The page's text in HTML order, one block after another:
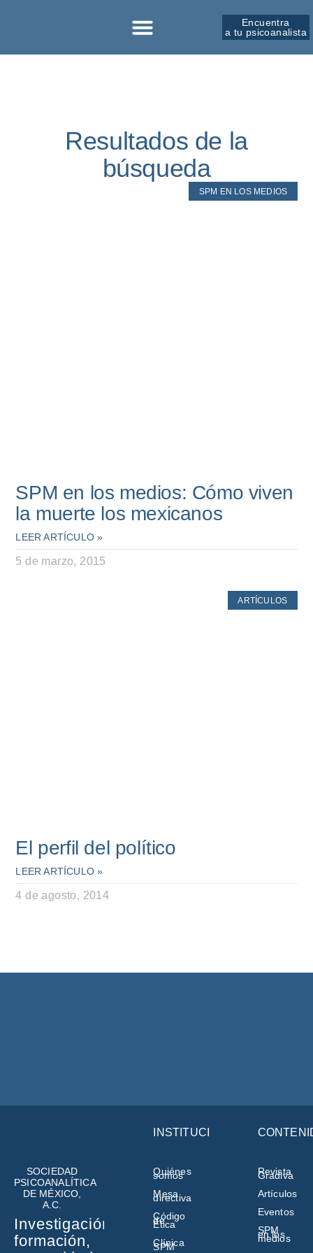
Encuentra
a tu psicoanalista
Resultados de la
búsqueda
SPM EN LOS MEDIOS
SPM en los medios: Cómo viven
la muerte los mexicanos
LEER ARTÍCULO »
5 de marzo, 2015
ARTÍCULOS
El perfil del político
LEER ARTÍCULO »
4 de agosto, 2014
SOCIEDAD
PSICOANALÍTICA
DE MÉXICO,
A.C.
Investigación,
formación,
INSTITUCIÓN
Quiénes
somos
Mesa
directiva
Código
de
Ética
Clínica
SPM
Revista
Gradiva
Artículos
Eventos
SPM
en los
medios